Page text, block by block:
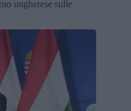
ungherese sulle